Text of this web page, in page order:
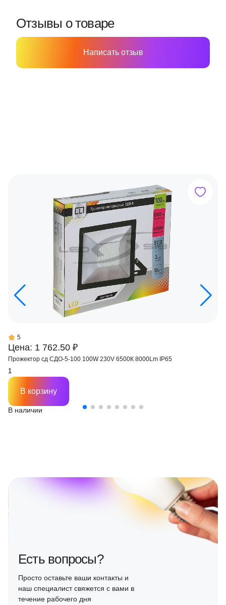
Отзывы о товаре
Написать отзыв
Цена: 1 762.50 ₽
5
Прожектор сд СДО-5-100 100W 230V 6500К 8000Lm IP65
В наличии
В корзину
Есть вопросы?
Просто оставьте ваши контакты и
наш специалист свяжется с вами в
течение рабочего дня